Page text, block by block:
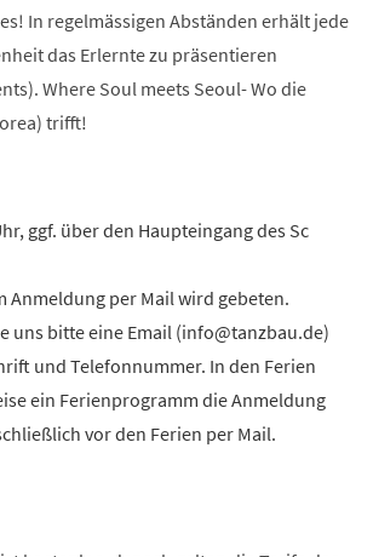
In regelmässigen Abständen erhält jede
das Erlernte zu präsentieren
Where Soul meets Seoul- Wo die
trifft!
ggf. über den Haupteingang des Sc
Anmeldung per Mail wird gebeten.
uns bitte eine Email (info@tanzbau.de)
und Telefonnummer. In den Ferien
ein Ferienprogramm die Anmeldung
vor den Ferien per Mail.